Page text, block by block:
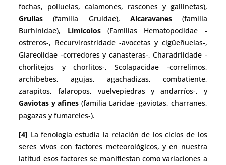
fochas, polluelas, calamones, rascones y gallinetas),
Grullas (familia Gruidae), Alcaravanes(familia
Burhinidae), Limícolos(Familias Hematopodidae -
ostreros-, Recurvirostridade -avocetas y cigüeñuelas-,
Glareolidae -corredores y canasteras-, Charadriidade -
chorlitejos y chorlitos-, Scolapacidae -correlimos,
archibebes, agujas, agachadizas, combatiente,
zarapitos, falaropos, vuelvepiedras y andarríos-, y
Gaviotas y afines (familia Laridae -gaviotas, charranes,
pagazas y fumareles-).
[4] La fenología estudia la relación de los ciclos de los
seres vivos con factores meteorológicos, y en nuestra
latitud esos factores se manifiestan como variaciones a